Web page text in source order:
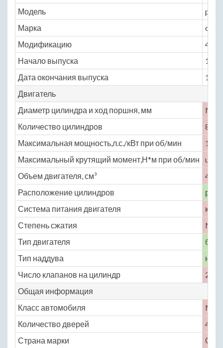
Модель
Марка
Модификацию
4.6
Начало выпуска
1935
Дата окончания выпуска
1941
Двигатель
Диаметр цилиндра и ход поршня, мм
No
Количество цилиндров
8
Максимальная мощность,л.с./кВт при об/мин
122
Максимальный крутящий момент,Н*м при об/мин
Объем двигателя, см³
4624
Расположение цилиндров
Система питания двигателя
Степень сжатия
No
Тип двигателя
Тип наддува
нет
Число клапанов на цилиндр
2
Общая информация
Класс автомобиля
No
Количество дверей
4
Страна марки